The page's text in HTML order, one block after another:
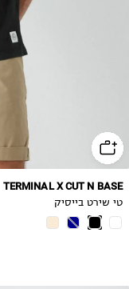
TERMINAL X CUT N BASE
טי שירט בייסיק